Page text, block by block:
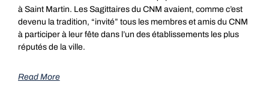
à Saint Martin. Les Sagittaires du CNM avaient, comme c’est
devenu la tradition, “invité” tous les membres et amis du CNM
à participer à leur fête dans l’un des établissements les plus
réputés de la ville.
Read More